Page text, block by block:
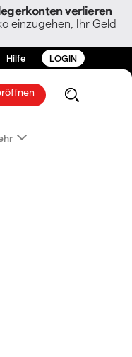
verlieren
einzugehen, Ihr Geld
Hilfe LOGIN